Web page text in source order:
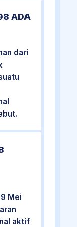
ADA
dari
Mei
aktif